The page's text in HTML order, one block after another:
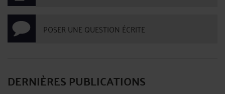
POSER UNE QUESTION ÉCRITE
DERNIÈRES PUBLICATIONS